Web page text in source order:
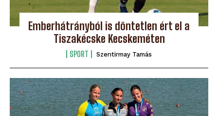
Emberhátrányból is döntetlen ért el a
Tiszakécske Kecskeméten
SPORT Szentirmay Tamás